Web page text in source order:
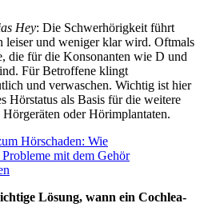
Hey: Die Schwerhörigkeit führt
leiser und weniger klar wird. Oftmals
die für die Konsonanten wie D und
Für Betroffene klingt
und verwaschen. Wichtig ist hier
Hörstatus als Basis für die weitere
oder Hörimplantaten.
Hörschaden: Wie
mit dem Gehör
Lösung, wann ein Cochlea-